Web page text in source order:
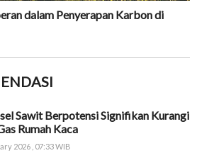
dalam Penyerapan Karbon di
Sawit Berpotensi Signifikan Kurangi
Rumah Kaca
2026 , 07:33 WIB